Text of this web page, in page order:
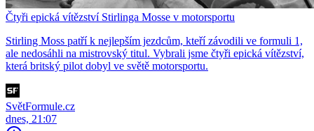
Čtyři epická vítězství Stirlinga Mosse v motorsportu
Stirling Moss patří k nejlepším jezdcům, kteří závodili ve formuli 1,
ale nedosáhli na mistrovský titul. Vybrali jsme čtyři epická vítězství,
která britský pilot dobyl ve světě motorsportu.
SvětFormule.cz
dnes, 21:07